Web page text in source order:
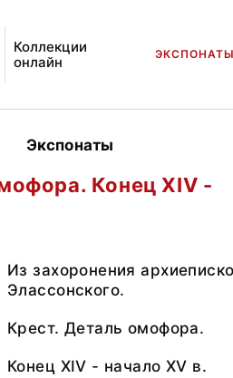
Коллекции
онлайн
ЭКСПОНАТЫ
Экспонаты
Конец XIV -
Из захоронения
Элассонского.
Крест. Деталь омофора.
Конец XIV - начало XV в.